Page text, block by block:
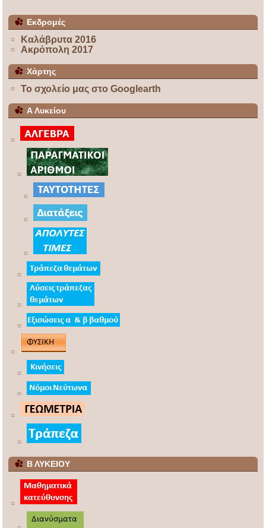
Εκδρομές
Καλάβρυτα 2016
Ακρόπολη 2017
Χάρτης
Το σχολείο μας στο Googlearth
Α Λυκείου
Β ΛΥΚΕΙΟΥ